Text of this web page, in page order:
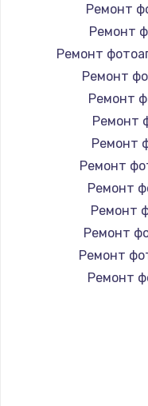
Ремонт
Ремонт
Ремонт
Ремонт
Ремонт
Ремонт
Ремонт
Ремонт
Ремонт
Ремонт
Ремонт
Ремонт
Ремонт
Ремонт
Ремонт